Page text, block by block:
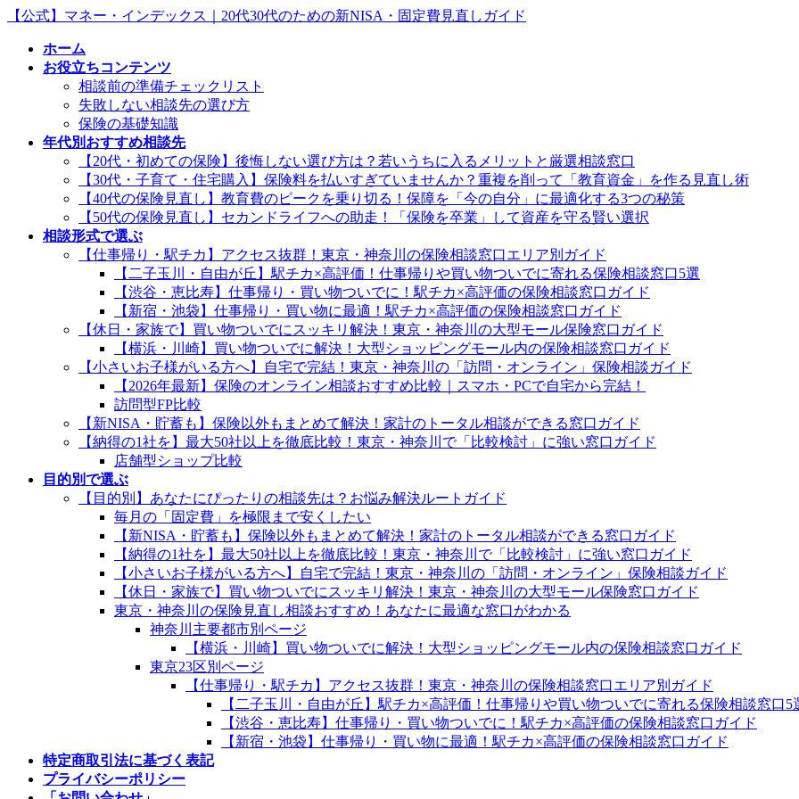
コ
ナ
【公式】マネー・インデックス｜20代30代のための新NISA・固定費見直しガイド
ホーム
お役立ちコンテンツ
相談前の準備チェックリスト
失敗しない相談先の選び方
保険の基礎知識
年代別おすすめ相談先
【20代・初めての保険】後悔しない選び方は？若いうちに入るメリットと厳選相談窓口
【30代・子育て・住宅購入】保険料を払いすぎていませんか？重複を削って「教育資金」を作る見直し術
【40代の保険見直し】教育費のピークを乗り切る！保障を「今の自分」に最適化する3つの秘策
【50代の保険見直し】セカンドライフへの助走！「保険を卒業」して資産を守る賢い選択
相談形式で選ぶ
【仕事帰り・駅チカ】アクセス抜群！東京・神奈川の保険相談窓口エリア別ガイド
【二子玉川・自由が丘】駅チカ×高評価！仕事帰りや買い物ついでに寄れる保険相談窓口5選
【渋谷・恵比寿】仕事帰り・買い物ついでに！駅チカ×高評価の保険相談窓口ガイド
【新宿・池袋】仕事帰り・買い物に最適！駅チカ×高評価の保険相談窓口ガイド
【休日・家族で】買い物ついでにスッキリ解決！東京・神奈川の大型モール保険窓口ガイド
【横浜・川崎】買い物ついでに解決！大型ショッピングモール内の保険相談窓口ガイド
【小さいお子様がいる方へ】自宅で完結！東京・神奈川の「訪問・オンライン」保険相談ガイド
【2026年最新】保険のオンライン相談おすすめ比較｜スマホ・PCで自宅から完結！
訪問型FP比較
【新NISA・貯蓄も】保険以外もまとめて解決！家計のトータル相談ができる窓口ガイド
【納得の1社を】最大50社以上を徹底比較！東京・神奈川で「比較検討」に強い窓口ガイド
店舗型ショップ比較
目的別で選ぶ
【目的別】あなたにぴったりの相談先は？お悩み解決ルートガイド
毎月の「固定費」を極限まで安くしたい
【新NISA・貯蓄も】保険以外もまとめて解決！家計のトータル相談ができる窓口ガイド
【納得の1社を】最大50社以上を徹底比較！東京・神奈川で「比較検討」に強い窓口ガイド
【小さいお子様がいる方へ】自宅で完結！東京・神奈川の「訪問・オンライン」保険相談ガイド
【休日・家族で】買い物ついでにスッキリ解決！東京・神奈川の大型モール保険窓口ガイド
東京・神奈川の保険見直し相談おすすめ！あなたに最適な窓口がわかる
神奈川主要都市別ページ
【横浜・川崎】買い物ついでに解決！大型ショッピングモール内の保険相談窓口ガイド
東京23区別ページ
【仕事帰り・駅チカ】アクセス抜群！東京・神奈川の保険相談窓口エリア別ガイド
【二子玉川・自由が丘】駅チカ×高評価！仕事帰りや買い物ついでに寄れる保険相談窓口5
【渋谷・恵比寿】仕事帰り・買い物ついでに！駅チカ×高評価の保険相談窓口ガイド
【新宿・池袋】仕事帰り・買い物に最適！駅チカ×高評価の保険相談窓口ガイド
特定商取引法に基づく表記
プライバシーポリシー